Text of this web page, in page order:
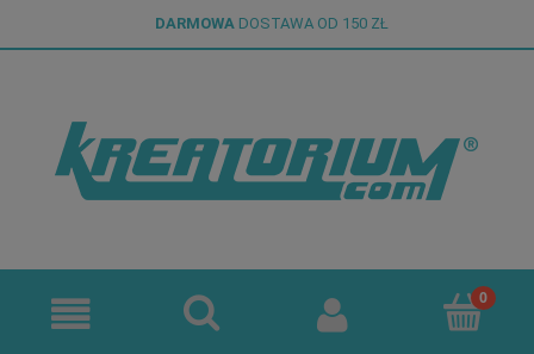
DARMOWA DOSTAWA OD 150 ZŁ